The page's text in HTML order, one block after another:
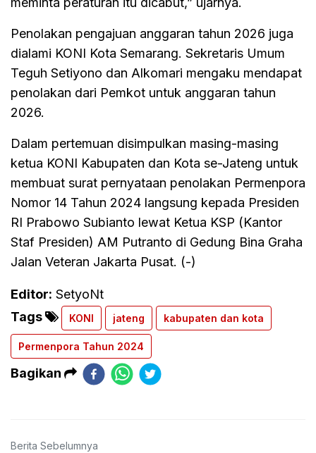
Penolakan pengajuan anggaran tahun 2026 juga
dialami KONI Kota Semarang. Sekretaris Umum
Teguh Setiyono dan Alkomari mengaku mendapat
penolakan dari Pemkot untuk anggaran tahun
2026.
Dalam pertemuan disimpulkan masing-masing
ketua KONI Kabupaten dan Kota se-Jateng untuk
membuat surat pernyataan penolakan Permenpora
Nomor 14 Tahun 2024 langsung kepada Presiden
RI Prabowo Subianto lewat Ketua KSP (Kantor
Staf Presiden) AM Putranto di Gedung Bina Graha
Jalan Veteran Jakarta Pusat. (-)
Editor: SetyoNt
Tags
KONI jateng kabupaten dan kota
Permenpora Tahun 2024
Bagikan
Berita Sebelumnya